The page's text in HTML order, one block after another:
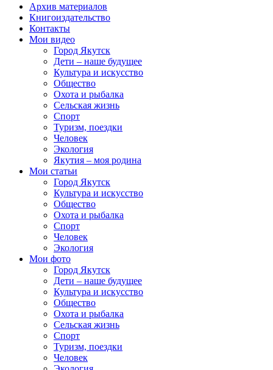
Архив материалов
Книгоиздательство
Контакты
Мои видео
Город Якутск
Дети – наше будущее
Культура и искусство
Общество
Охота и рыбалка
Сельская жизнь
Спорт
Туризм, поездки
Человек
Экология
Якутия – моя родина
Мои статьи
Город Якутск
Культура и искусство
Общество
Охота и рыбалка
Спорт
Человек
Экология
Мои фото
Город Якутск
Дети – наше будущее
Культура и искусство
Общество
Охота и рыбалка
Сельская жизнь
Спорт
Туризм, поездки
Человек